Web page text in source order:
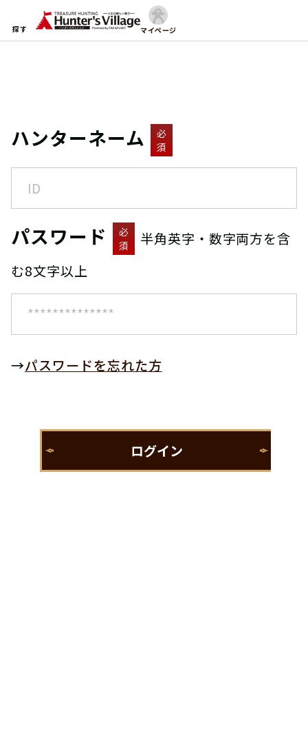
探す マイページ
ハンターネーム
必
須
パスワード
必
須
半角英字・数字両方を含
む8文字以上
→パスワードを忘れた方